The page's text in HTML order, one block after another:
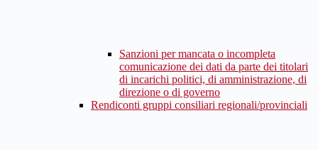
Sanzioni per mancata o incompleta
comunicazione dei dati da parte dei titolari
di incarichi politici, di amministrazione, di
direzione o di governo
Rendiconti gruppi consiliari regionali/provinciali